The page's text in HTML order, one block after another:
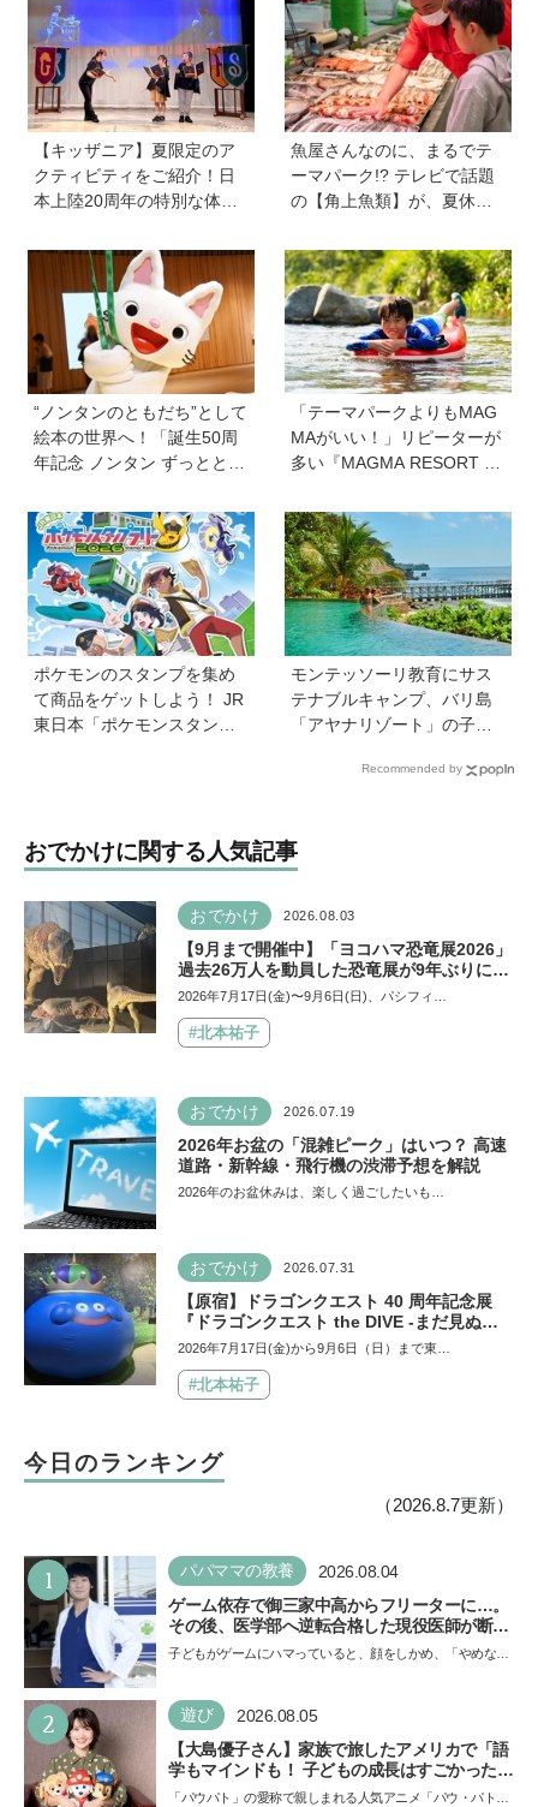
た日』
役割を与える」がカギ
【キッザニア】夏限定のア
クティビティをご紹介！日
本上陸20周年の特別な体験
魚屋さんなのに、まるでテ
ーマパーク!? テレビで話題
の【角上魚類】が、夏休み
すすめのワケ
“ノンタンのともだち”として
絵本の世界へ！「誕生50周
年記念 ノンタン ずっととも
USEUMで開催中
「テーマパークよりもMAG
MAがいい！」リピーターが
多い『MAGMA RESORT 下
ゾートではない、子どもの
目が輝きだす秘密とは《創
業者 福永祐大さん創業の想
い》
ポケモンのスタンプを集め
て商品をゲットしよう！ JR
東日本「ポケモンスタンプ
モンテッソーリ教育にサス
テナブルキャンプ、バリ島
「アヤナリゾート」の子ど
すぎる！ 家族でおすすめの
Recommended by
おでかけに関する人気記事
おでかけ 2026.08.03
【9月まで開催中】「ヨコハマ恐竜展2026」
過去26万人を動員した恐竜展が9年ぶりに復
活！ 夏休みのおでかけで楽しむポイントを
2026年7月17日(金)〜9月6日(日)、パシフィ…
#北本祐子
おでかけ 2026.07.19
2026年お盆の「混雑ピーク」はいつ？ 高速
道路・新幹線・飛行機の渋滞予想を解説
2026年のお盆休みは、楽しく過ごしたいも…
おでかけ 2026.07.31
【原宿】ドラゴンクエスト 40 周年記念展
『ドラゴンクエスト the DIVE -まだ見ぬ冒
険の舞台へ-』が原宿ハラカドに登場！ VR体
楽しめる注目イベント
2026年7月17日(金)から9月6日（日）まで東…
#北本祐子
今日のランキング
（2026.8.7更新）
1 パパママの教養 2026.08.04
ゲーム依存で御三家中高からフリーターに…。
その後、医学部へ逆転合格した現役医師が断言
「ゲームの経験が受験勉強に役立った」そう考
子どもがゲームにハマっていると、顔をしかめ、「やめなさ
い…
2 遊び 2026.08.05
【大島優子さん】家族で旅したアメリカで「語
学もマインドも！ 子どもの成長はすごかった」
声優をつとめた映画『パウ・パトロール ザ・ダ
「パウパト」の愛称で親しまれる人気アニメ「パウ・パトロ